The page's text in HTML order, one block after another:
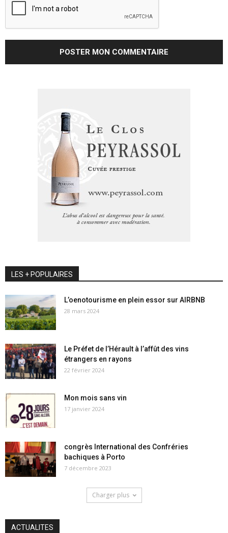
LES + POPULAIRES
L’oenotourisme en plein essor sur AIRBNB
28 mars 2024
Le Préfet de l’Hérault à l’affût des vins
étrangers en rayons
22 février 2024
Mon mois sans vin
17 janvier 2024
congrès International des Confréries
bachiques à Porto
7 décembre 2023
Charger plus
ACTUALITES